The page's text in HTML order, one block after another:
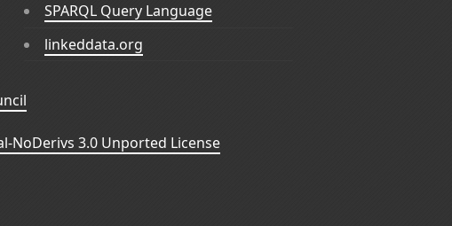
SPARQL Query Language
linkeddata.org
NoDerivs 3.0 Unported License